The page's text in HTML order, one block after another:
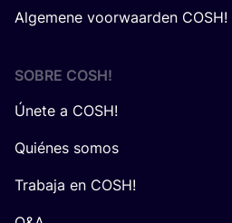
Algemene voorwaarden
SOBRE COSH!
Únete a COSH!
Quiénes somos
Trabaja en COSH!